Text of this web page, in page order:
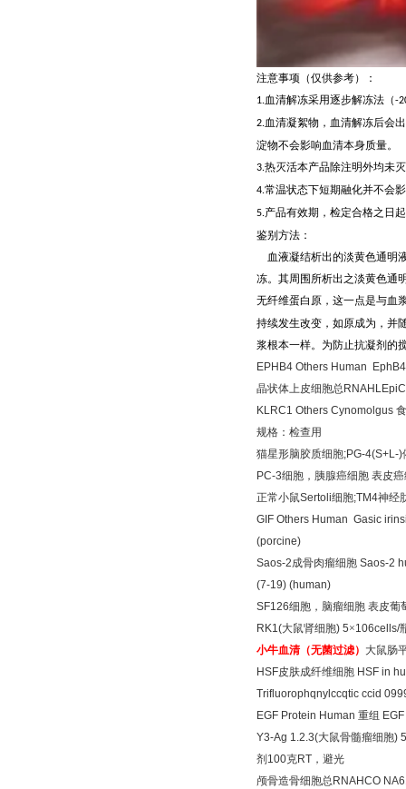
注意事项（仅供参考）：
1.血清解冻采用逐步解冻法（-
2.血清凝絮物，血清解冻后会
淀物不会影响血清本身质量。
3.热灭活本产品除注明外均未
4.常温状态下短期融化并不会
5.产品有效期，检定合格之日
鉴别方法：
血液凝结析出的淡黄色通明
冻。其周围所析出之淡黄色通
无纤维蛋白原，这一点是与血
持续发生改变，如原成为，并
浆根本一样。为防止抗凝剂的
EPHB4 Others Human
晶状体上皮细胞总
KLRC1 Others Cynomolgus
规格：检查用
猫星形脑胶质细胞;PG-4(S+L-)
PC-3细胞，胰腺癌细胞 表皮
正常小鼠Sertoli细胞;TM4神经
GIF Others Human Gasic
(porcine)
Saos-2成骨肉瘤细胞 Saos-2
(7-19) (human)
SF126细胞，脑瘤细胞 表皮葡
RK1(大鼠肾细胞) 5×106cells/
小牛血清（无菌过滤） 大鼠肠
HSF皮肤成纤维细胞 HSF in
Trifluorophqnylccqtic ccid
EGF Protein Human 重组
Y3-Ag 1.2.3(大鼠骨髓瘤细胞) 5
剂 100克RT ，避光
颅骨造骨细胞总 RNAHCO